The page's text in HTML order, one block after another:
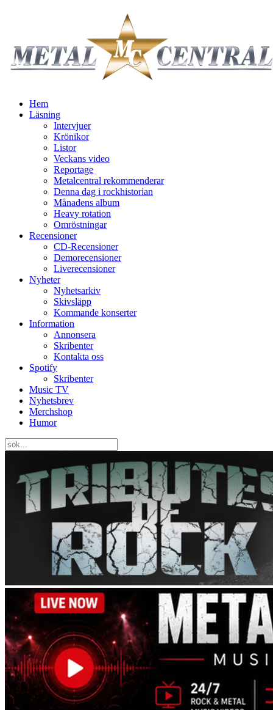
Hem
Läsning
Intervjuer
Krönikor
Listor
Veckans video
Reportage
Metalcentral rekommenderar
Denna dag i rockhistorian
Månadens album
Heavy rotation
Omröstningar
Recensioner
CD-Recensioner
Demorecensioner
Liverecensioner
Nyheter
Nyhetsarkiv
Skivsläpp
Kommande konserter
Information
Annonsera
Skribenter
Kontakta oss
Spotify
Skribenter
Music TV
Nyhetsbrev
Merchshop
Humor